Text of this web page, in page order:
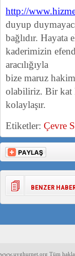
http://
duyup
bağlıdır. Hayata
kaderimizin
aracılığıyla
bize maruz
olabiliriz. Bir kat
kolaylaşır.
Etiketler: Çevre
BENZER
www.uyghurnet.org Tüm